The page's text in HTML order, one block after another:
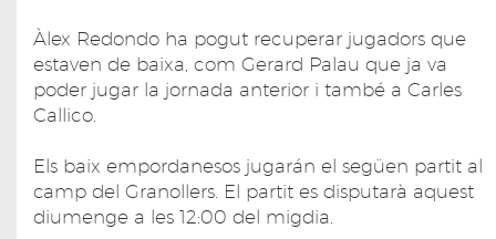
Àlex Redondo ha pogut recuperar jugadors que
estaven de baixa, com Gerard Palau que ja va
poder jugar la jornada anterior i també a Carles
Callico.
Els baix empordanesos jugarán el següen partit al
camp del Granollers. El partit es disputarà aquest
diumenge a les 12:00 del migdia.